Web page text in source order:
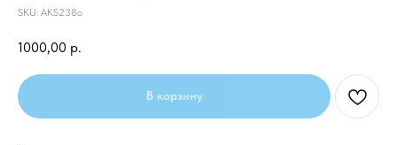
SKU: AKS238o
1000,00 р.
В корзину